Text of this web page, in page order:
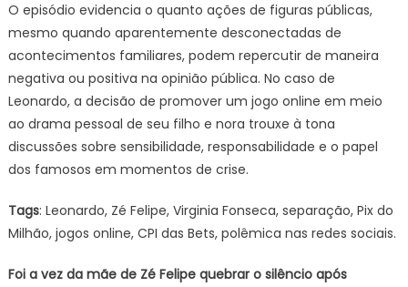
O episódio evidencia o quanto ações de figuras públicas,
mesmo quando aparentemente desconectadas de
acontecimentos familiares, podem repercutir de maneira
negativa ou positiva na opinião pública. No caso de
Leonardo, a decisão de promover um jogo online em meio
ao drama pessoal de seu filho e nora trouxe à tona
discussões sobre sensibilidade, responsabilidade e o papel
dos famosos em momentos de crise.
Tags: Leonardo, Zé Felipe, Virginia Fonseca, separação, Pix do
Milhão, jogos online, CPI das Bets, polêmica nas redes sociais.
Foi a vez da mãe de Zé Felipe quebrar o silêncio após